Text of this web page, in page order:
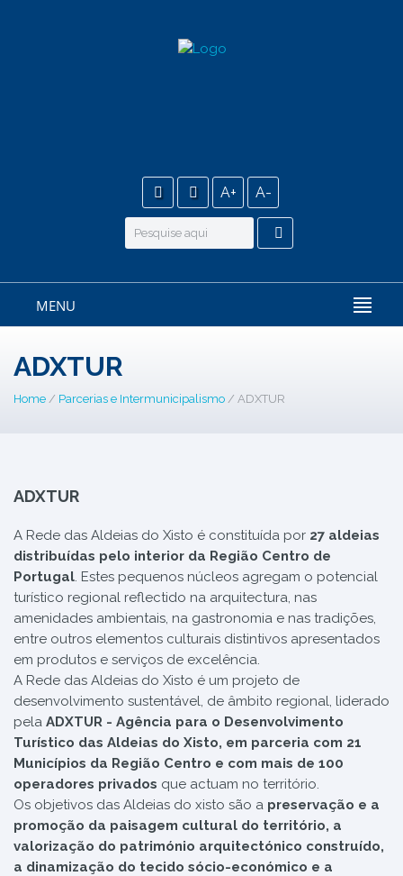
A+ A-
MENU
ADXTUR
Home / Parcerias e Intermunicipalismo / ADXTUR
ADXTUR
A Rede das Aldeias do Xisto é constituída por 27 aldeias
distribuídas pelo interior da Região Centro de
Portugal. Estes pequenos núcleos agregam o potencial
turístico regional reflectido na arquitectura, nas
amenidades ambientais, na gastronomia e nas tradições,
entre outros elementos culturais distintivos apresentados
em produtos e serviços de excelência.
A Rede das Aldeias do Xisto é um projeto de
desenvolvimento sustentável, de âmbito regional, liderado
pela ADXTUR - Agência para o Desenvolvimento
Turístico das Aldeias do Xisto, em parceria com 21
Municípios da Região Centro e com mais de 100
operadores privados que actuam no território.
Os objetivos das Aldeias do xisto são a preservação e a
promoção da paisagem cultural do território, a
valorização do património arquitectónico construído,
a dinamização do tecido sócio-económico e a